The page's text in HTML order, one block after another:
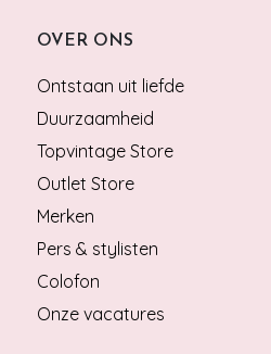
OVER ONS
Ontstaan uit liefde
Duurzaamheid
Topvintage Store
Outlet Store
Merken
Pers & stylisten
Colofon
Onze vacatures